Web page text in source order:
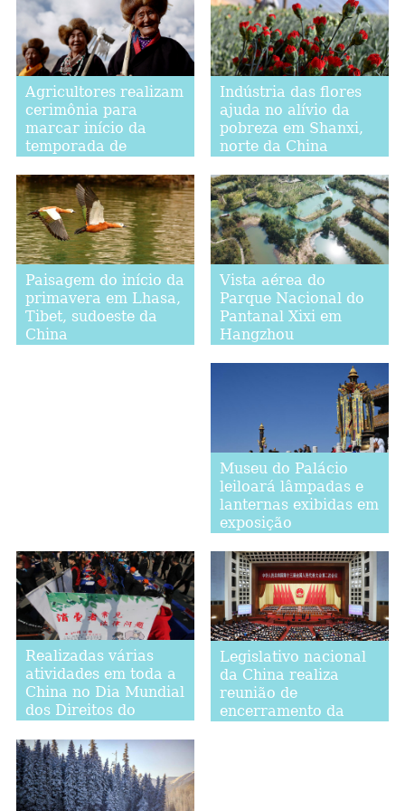
Agricultores realizam
cerimônia para
marcar início da
temporada de
sudoeste da China
Indústria das flores
ajuda no alívio da
pobreza em Shanxi,
norte da China
Paisagem do início da
primavera em Lhasa,
Tibet, sudoeste da
China
Vista aérea do
Parque Nacional do
Pantanal Xixi em
Hangzhou
Museu do Palácio
leiloará lâmpadas e
lanternas exibidas em
exposição
Festa da Primavera
Realizadas várias
atividades em toda a
China no Dia Mundial
dos Direitos do
Legislativo nacional
da China realiza
reunião de
encerramento da